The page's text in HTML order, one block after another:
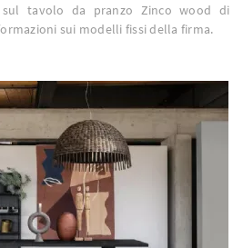
tavolo da pranzo Zinco wood di
sui modelli fissi della firma.